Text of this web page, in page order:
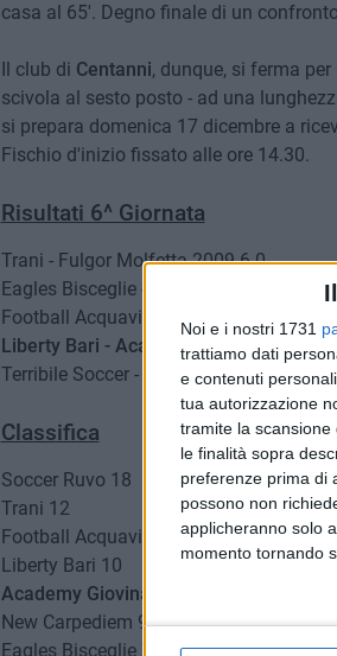
Noi e i nostri 1731
trattiamo dati
e contenuti
tua autorizzazione
tramite la
le finalità sopra
preferenze prima di
possono non
applicheranno solo
momento tornando
casa al 65'. Degno finale di un
Il club di Centanni, dunque, si ferma
scivola al sesto posto - ad una
si prepara domenica 17 dicembre a
Fischio d'inizio fissato alle ore 14.30.
Risultati 6^ Giornata
Trani - Fulgor Molfetta 2009 6-0
Eagles Bisceglie - Calcio Promotion 3-0
Football Acquaviva - Soccer Ruvo 1-2
Liberty Bari - Academy Giovinazzo 4-3
Terribile Soccer - Warriors Calcio Bari 0-
Classifica
Soccer Ruvo 18
Trani 12
Football Acquaviva 11
Liberty Bari 10
Academy Giovinazzo 9
New Carpediem 9
Eagles Bisceglie 7